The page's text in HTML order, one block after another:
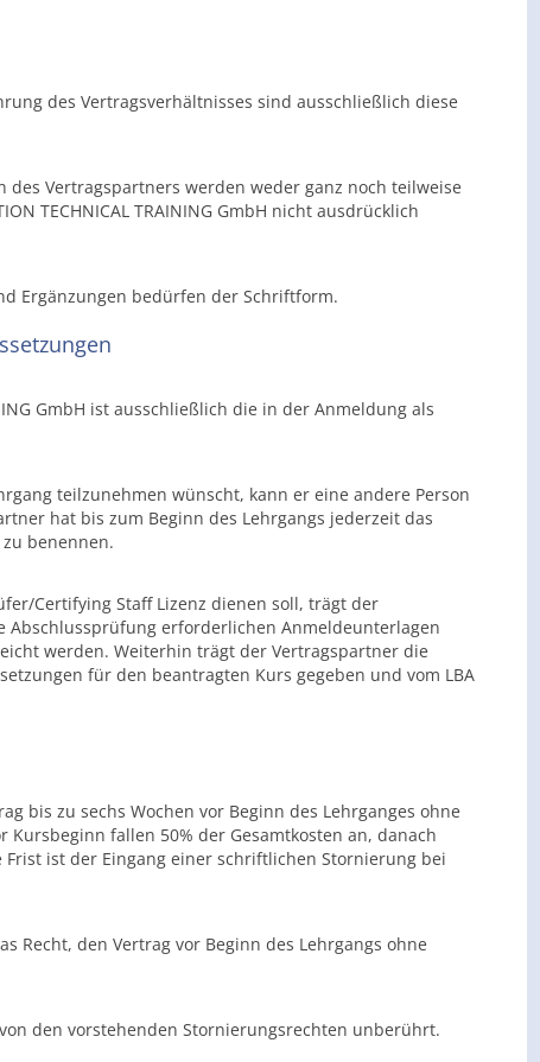
des Vertragsverhältnisses sind ausschließlich diese
Vertragspartners werden weder ganz noch teilweise
TECHNICAL TRAINING GmbH nicht ausdrücklich
Ergänzungen bedürfen der Schriftform.
GmbH ist ausschließlich die in der Anmeldung als
teilzunehmen wünscht, kann er eine andere Person
hat bis zum Beginn des Lehrgangs jederzeit das
benennen.
Certifying Staff Lizenz dienen soll, trägt der
Abschlussprüfung erforderlichen Anmeldeunterlagen
werden. Weiterhin trägt der Vertragspartner die
für den beantragten Kurs gegeben und vom LBA
bis zu sechs Wochen vor Beginn des Lehrganges ohne
Kursbeginn fallen 50% der Gesamtkosten an, danach
ist der Eingang einer schriftlichen Stornierung bei
Recht, den Vertrag vor Beginn des Lehrgangs ohne
den vorstehenden Stornierungsrechten unberührt.